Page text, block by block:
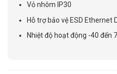
Vỏ nhôm IP30
Hỗ trợ bảo vệ ESD Ethernet
Nhiệt độ hoạt động -40 đến